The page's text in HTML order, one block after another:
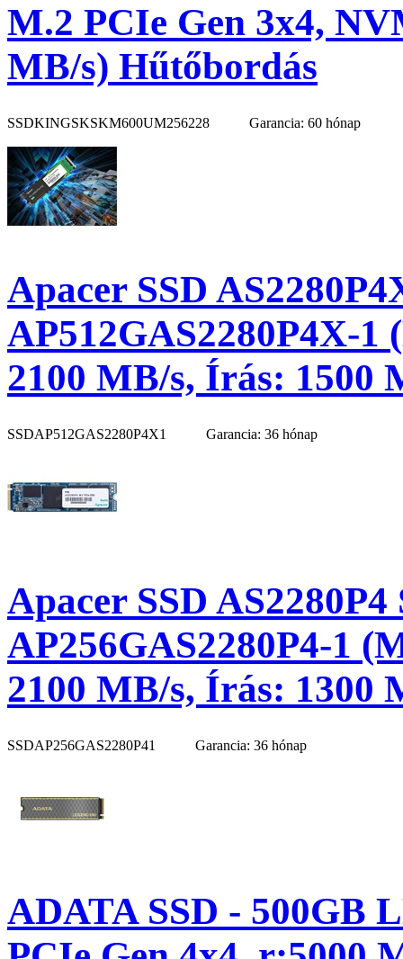
M.2 PCIe Gen 3x4,
MB/s) Hűtőbordás
SSDKINGSKSKM600UM256228 Garancia: 60 hónap
Apacer SSD
AP512GAS2280P4X-1
2100 MB/s, Írás: 1500
SSDAP512GAS2280P4X1 Garancia: 36 hónap
Apacer SSD AS2280P4
AP256GAS2280P4-1
2100 MB/s, Írás: 1300
SSDAP256GAS2280P41 Garancia: 36 hónap
ADATA SSD - 500GB